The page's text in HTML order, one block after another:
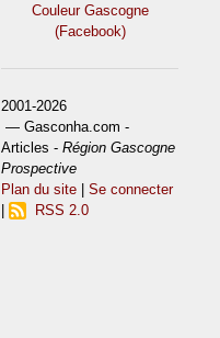
Couleur Gascogne
(Facebook)
2001-2026
— Gasconha.com -
Articles -Région Gascogne
Prospective
Plan du site |Se connecter
RSS 2.0